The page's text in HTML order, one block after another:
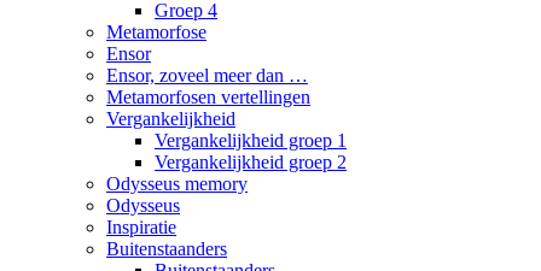
Groep 4
Metamorfose
Ensor
Ensor, zoveel meer dan …
Metamorfosen vertellingen
Vergankelijkheid
Vergankelijkheid groep 1
Vergankelijkheid groep 2
Odysseus memory
Odysseus
Inspiratie
Buitenstaanders